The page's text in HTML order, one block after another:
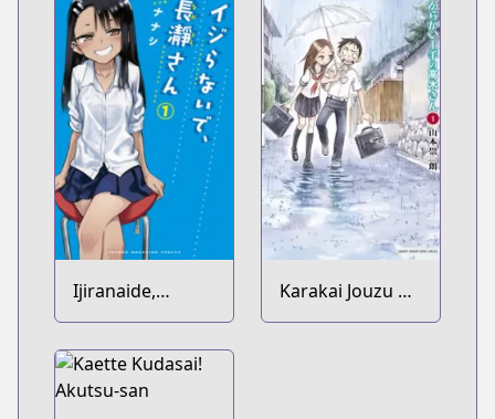
Ijiranaide,
Nagatoro-san
Karakai Jouzu no
Takagi-san